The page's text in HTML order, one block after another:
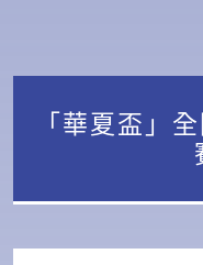
「華夏盃」